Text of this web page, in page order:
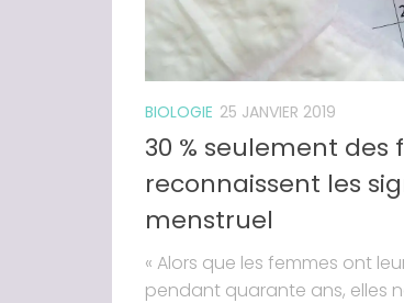
BIOLOGIE 25 JANVIER 2019
30 % seulement des
reconnaissent les
menstruel
« Alors que les femmes ont
pendant quarante ans, elles